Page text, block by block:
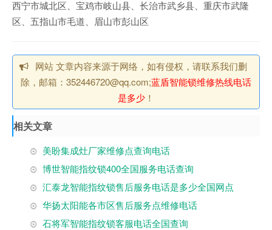
西宁市城北区、宝鸡市岐山县、长治市武乡县、重庆市武隆
区、五指山市毛道、眉山市彭山区
网站 文章内容来源于网络，如有侵权，请联系我们删
除，邮箱：352446720@qq.com;蓝盾智能锁维修热线电话
是多少 ！
相关文章
美盼集成灶厂家维修点查询电话
博世智能指纹锁400全国服务电话查询
汇泰龙智能指纹锁售后服务电话是多少全国网点
华扬太阳能各市区售后服务点维修电话
石将军智能指纹锁客服电话全国查询